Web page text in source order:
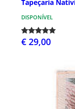
Tapeçaria
DISPONÍVEL
€ 29,00